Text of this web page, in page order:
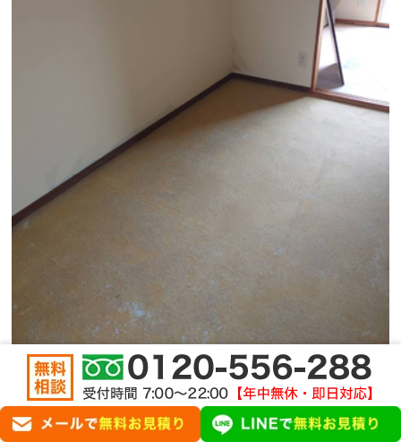
トイレのビフォアアフター